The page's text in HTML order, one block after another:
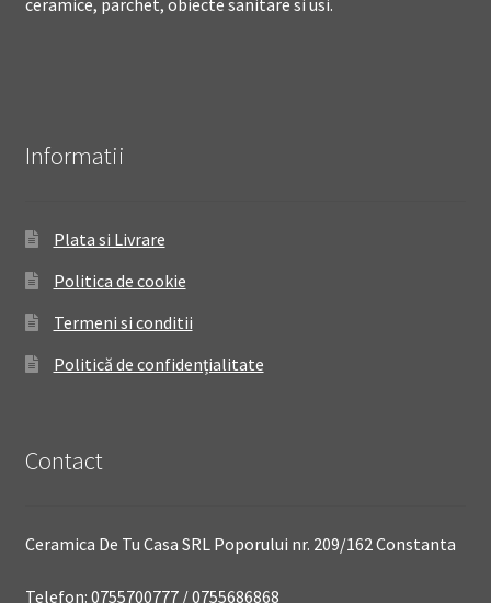
ceramice, parchet, obiecte sanitare si usi.
Informatii
Plata si Livrare
Politica de cookie
Termeni si conditii
Politică de confidențialitate
Contact
Ceramica De Tu Casa SRL Poporului nr. 209/162 Constanta
Telefon: 0755700777 / 0755686868